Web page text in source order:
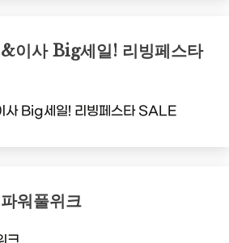
이사 Big세일! 리빙페스타
워풀위크